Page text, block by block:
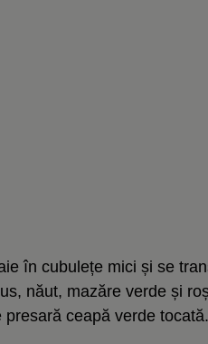
în cubulețe mici și se
năut, mazăre verde și
ceapă verde tocată.